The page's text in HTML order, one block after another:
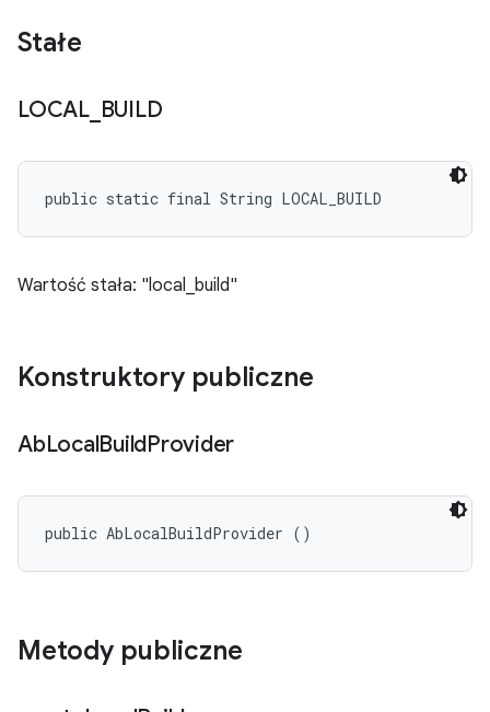
Stałe
LOCAL_ BUILD
public static final String LOCAL_BUILD
Wartość stała: "local_build"
Konstruktory publiczne
AbLocalBuildProvider
public AbLocalBuildProvider ()
Metody publiczne